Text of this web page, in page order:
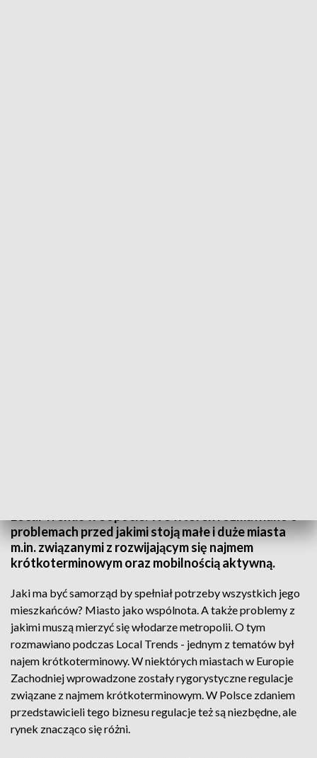
problemach przed jakimi stoją małe i duże miasta
m.in. związanymi z rozwijającym się najmem
krótkoterminowym oraz mobilnością aktywną.
Jaki ma być samorząd by spełniał potrzeby wszystkich jego
mieszkańców? Miasto jako wspólnota. A także problemy z
jakimi muszą mierzyć się włodarze metropolii. O tym
rozmawiano podczas Local Trends - jednym z tematów był
najem krótkoterminowy. W niektórych miastach w Europie
Zachodniej wprowadzone zostały rygorystyczne regulacje
związane z najmem krótkoterminowym. W Polsce zdaniem
przedstawicieli tego biznesu regulacje też są niezbędne, ale
rynek znacząco się różni.